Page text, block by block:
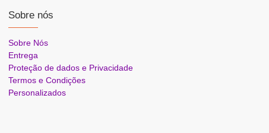
Sobre nós
Sobre Nós
Entrega
Proteção de dados e Privacidade
Termos e Condições
Personalizados